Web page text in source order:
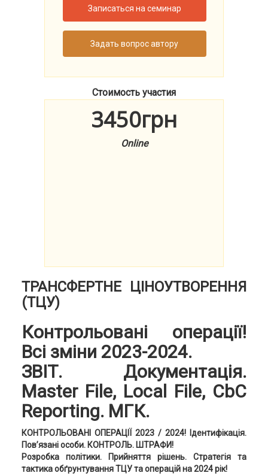
Записаться на семинар
Задать вопрос автору
Стоимость участия
3450грн
Online
ТРАНСФЕРТНЕ ЦІНОУТВОРЕННЯ
(ТЦУ)
Контрольовані операції!
Всі зміни 2023-2024.
ЗВІТ. Документація.
Master File, Local File, CbC
Reporting. МГК.
КОНТРОЛЬОВАНІ ОПЕРАЦІЇ 2023 / 2024! Ідентифікація.
Пов’язані особи. КОНТРОЛЬ. ШТРАФИ!
Розробка політики. Прийняття рішень. Стратегія та
тактика обґрунтування ТЦУ та операцій на 2024 рік!